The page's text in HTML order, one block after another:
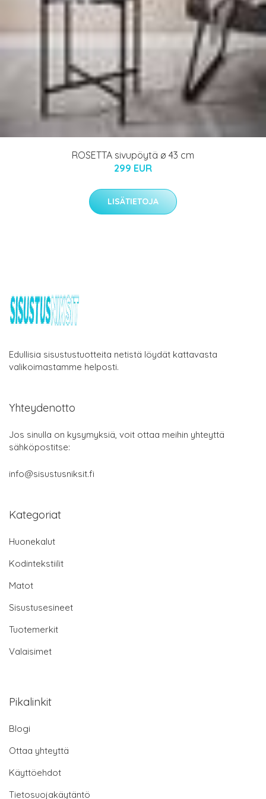
ROSETTA sivupöytä ø 43 cm
299 EUR
LISÄTIETOJA
Edullisia sisustustuotteita netistä löydät kattavasta
valikoimastamme helposti.
Yhteydenotto
Jos sinulla on kysymyksiä, voit ottaa meihin yhteyttä
sähköpostitse:
info@sisustusniksit.fi
Kategoriat
Huonekalut
Kodintekstiilit
Matot
Sisustusesineet
Tuotemerkit
Valaisimet
Pikalinkit
Blogi
Ottaa yhteyttä
Käyttöehdot
Tietosuojakäytäntö